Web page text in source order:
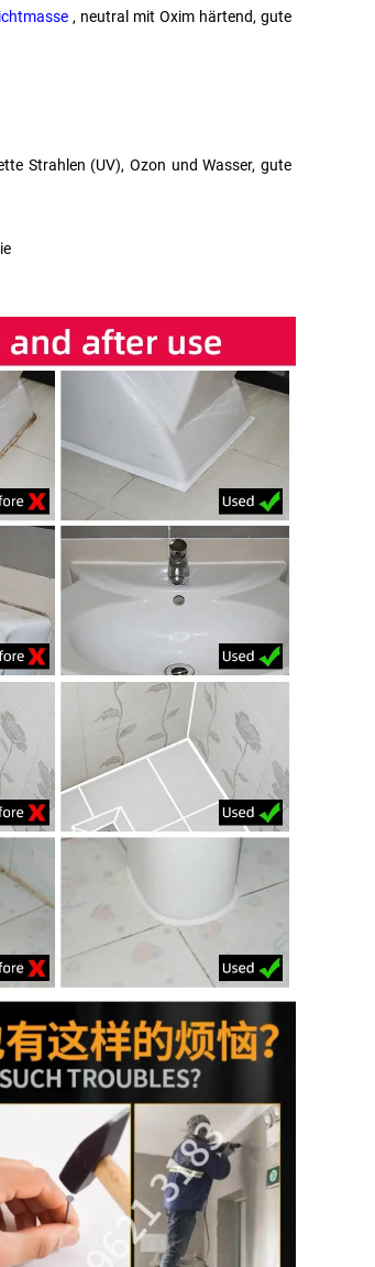
, neutral mit Oxim härtend, gute
Strahlen (UV), Ozon und Wasser, gute